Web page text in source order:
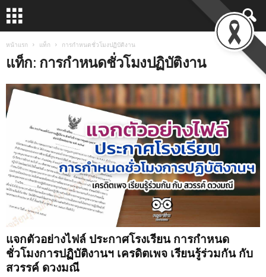
หน้าแรก แท็ก การกำหนดชั่วโมงปฏิบัติงาน
แท็ก: การกำหนดชั่วโมงปฏิบัติงาน
แจกตัวอย่างไฟล์ ประกาศโรงเรียน การกำหนด
ชั่วโมงการปฏิบัติงานฯ เครดิตเพจ เรียนรู้ร่วมกัน กับ
สวรรค์ ดวงมณี